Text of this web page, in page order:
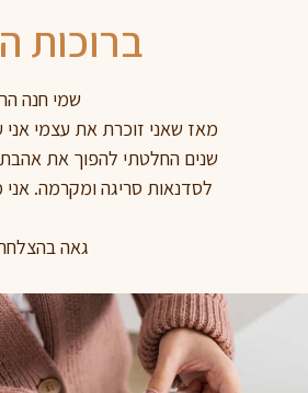
ברוכות
שמי חנה
מאז שאני זוכרת את עצמי
שנים החלטתי להפוך את
לסדנאות סריגה ומקרמה.
גאה